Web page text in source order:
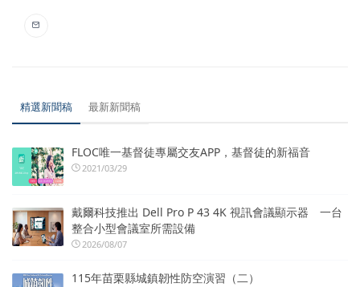
精選新聞稿 最新新聞稿
FLOC唯一基督徒專屬交友APP，基督徒的新福音
2021/03/29
戴爾科技推出 Dell Pro P 43 4K 視訊會議顯示器 一台
整合小型會議室所需設備
2026/08/07
115年苗栗縣城鎮韌性防空演習（二）